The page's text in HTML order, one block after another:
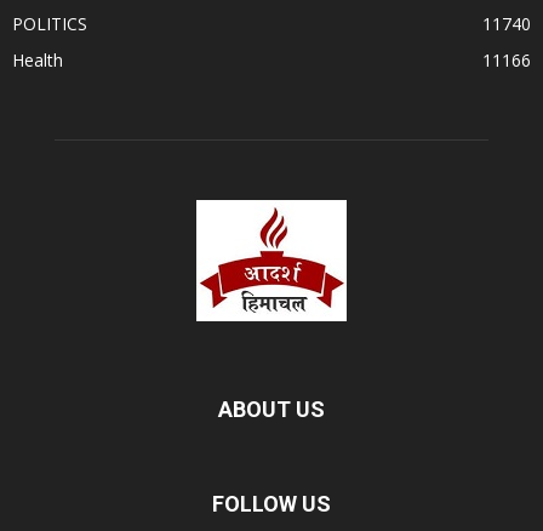
POLITICS
11740
Health
11166
ABOUT US
FOLLOW US